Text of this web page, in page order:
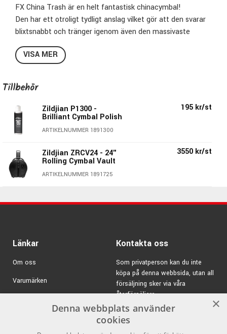
FX China Trash är en helt fantastisk chinacymbal!
Den har ett otroligt tydligt anslag vilket gör att den svarar
blixtsnabbt och tränger igenom även den massivaste
väggen av distade gitarrer. I ljudbilden är den otroligt snabb
och trashig.
effekt eller stacka den tillsammans med en splash eller
spiralstacker.
Specifikationer:
Storlek:10"
Legering:Zildjians Secret Family B20 Alloy
Finish:
Brilliant
Zildjians Art.nr:
effektcymbaler!
Du kan använda dom som dom är i ditt trumset eller
percussionrigg eller använda fantasin & exprimentlustan,
VISA MER
Tillbehör
Zildjian P1300 -
Brilliant Cymbal Polish
ARTIKELNUMMER 1891300
195 kr/st
Zildjian ZRCV24 - 24"
Rolling Cymbal Vault
ARTIKELNUMMER 1891725
3550 kr/st
Länkar
Om oss
Varumärken
Kontakta oss
Som privatperson kan du inte
köpa på denna webbsida, utan all
försäljning sker via våra
återförsäljare.
E-post:info@emnordic.se
×
Denna webbplats använder
cookies